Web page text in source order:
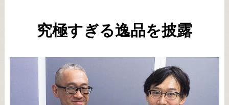
究極すぎる逸品を披露